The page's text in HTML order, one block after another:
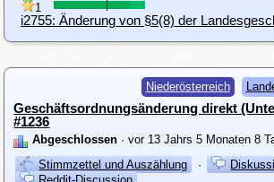
1
Niederösterreich
Geschäftsordnungsänderung direkt
#1236
Abgeschlossen · vor 13 Jahrs 5 Monaten 8
Stimmzettel und Auszählung
·